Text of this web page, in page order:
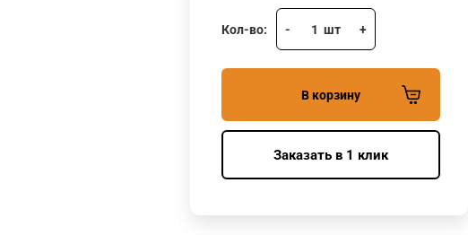
Кол-во: - 1 шт +
В корзину
Заказать в 1 клик